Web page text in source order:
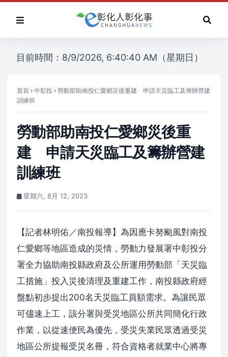
目前時間：8/9/2026, 6:40:40 AM（星期日）
首頁 中彰投
勞動部助南投仁愛鄉災後重建 申請天災臨工及籌辦營建
訓練班
勞動部助南投仁愛鄉災後重
建 申請天災臨工及籌辦營建
訓練班
星期六, 8月 12, 2023
【記者林明佑／南投報導】為因應卡努颱風對南投
仁愛鄉等地區造成的災情，勞動力發展署中彰投分
署全力協助南投縣政府及公所運用勞動部「天災臨
工措施」投入災後清理及重建工作，南投縣政府經
盤點初步提出200名天災臨工員額需求。為讓民眾
可儘速上工，該分署與受災地區公所共同簡化行政
作業，以從速便民為優先，受災失業民眾透過受災
地區公所提報受災名冊，符合資格者就業中心將專